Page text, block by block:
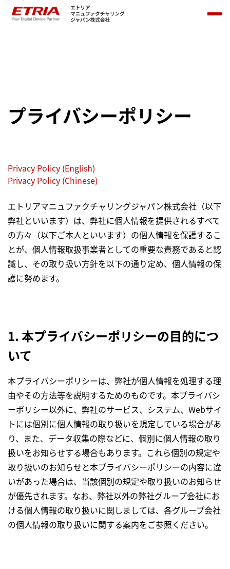
プライバシーポリシー
Privacy Policy (English)
Privacy Policy (Chinese)
エトリアマニュファクチャリングジャパン株式会社（以下
弊社といいます）は、弊社に個人情報を提供されるすべて
の方々（以下ご本人といいます）の個人情報を保護するこ
とが、個人情報取扱事業者としての重要な責務であると認
識し、その取り扱い方針を以下の通り定め、個人情報の保
護に努めます。
1. 本プライバシーポリシーの目的につ
いて
本プライバシーポリシーは、弊社が個人情報を処理する理
由やその方法等を説明するためのものです。本プライバシ
ーポリシー以外に、弊社のサービス、システム、Webサイ
トには個別に個人情報の取り扱いを規定している場合があ
り、また、データ収集の際などに、個別に個人情報の取り
扱いをお知らせする場合もあります。これら個別の規定や
取り扱いのお知らせと本プライバシーポリシーの内容に違
いがあった場合は、当該個別の規定や取り扱いのお知らせ
が優先されます。なお、弊社以外の弊社グループ会社にお
ける個人情報の取り扱いに関しましては、各グループ会社
の個人情報の取り扱いに関する案内をご参照ください。